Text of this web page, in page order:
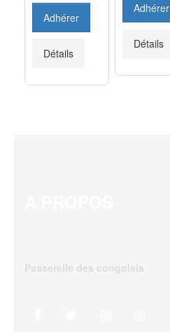
Adhérer
Détails
Adhérer
Détails
Passerelle des congolais